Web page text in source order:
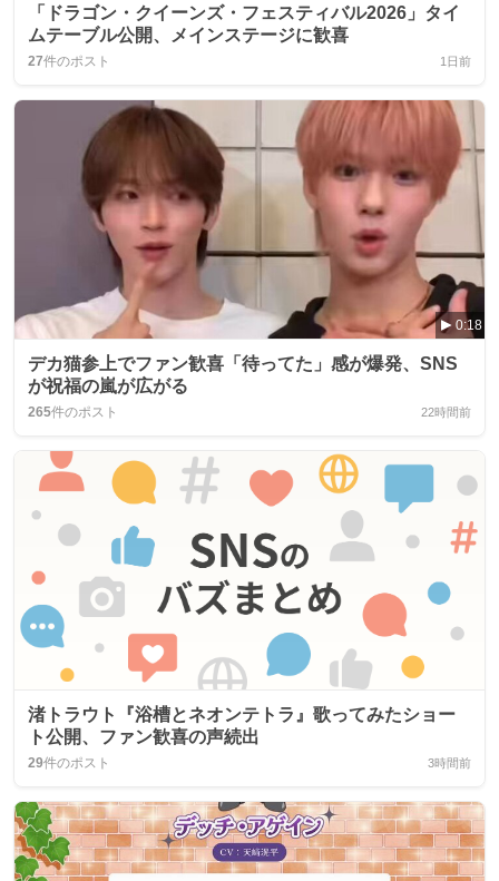
「ドラゴン・クイーンズ・フェスティバル2026」タイ
ムテーブル公開、メインステージに歓喜
27件のポスト 1日前
0:18
デカ猫参上でファン歓喜「待ってた」感が爆発、SNS
が祝福の嵐が広がる
265件のポスト 22時間前
渚トラウト『浴槽とネオンテトラ』歌ってみたショー
ト公開、ファン歓喜の声続出
29件のポスト 3時間前